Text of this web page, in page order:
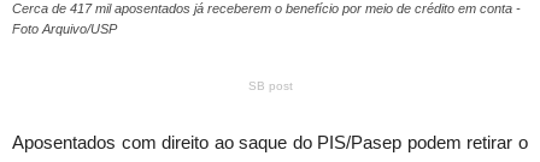
Cerca de 417 mil aposentados já receberem o benefício por meio de crédito em conta -
Foto Arquivo/USP
SB post
Aposentados com direito ao saque do PIS/Pasep podem retirar o